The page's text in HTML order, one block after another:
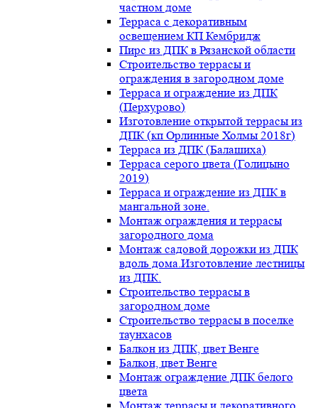
частном доме
Терраса с декоративным
освещением КП Кембридж
Пирс из ДПК в Рязанской области
Строительство террасы и
ограждения в загородном доме
Терраса и ограждение из ДПК
(Перхурово)
Изготовление открытой террасы из
ДПК (кп Орлинные Холмы 2018г)
Терраса из ДПК (Балашиха)
Терраса серого цвета (Голицыно
2019)
Терраса и ограждение из ДПК в
мангальной зоне.
Монтаж ограждения и террасы
загородного дома
Монтаж садовой дорожки из ДПК
вдоль дома.Изготовление лестницы
из ДПК.
Строительство террасы в
загородном доме
Строительство террасы в поселке
таунхасов
Балкон из ДПК, цвет Венге
Балкон, цвет Венге
Монтаж ограждение ДПК белого
цвета